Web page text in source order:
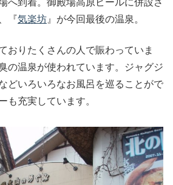
へ到着。御殿場高原ビールに併設さ
『気楽坊 』が今回最後の温泉。
おりたくさんの人で賑わっていま
の温泉が使われています。ジャグジ
どいろいろなお風呂を巡ることがで
も充実しています。